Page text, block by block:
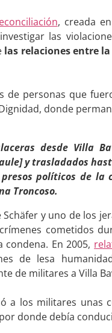
, creada
las
las relaciones entre
de personas que
donde
desde Villa
y trasladados
políticos de la
Troncoso.
y uno de los
cometidos
En 2005,
de lesa
de militares a Villa
a los militares unas
donde debía